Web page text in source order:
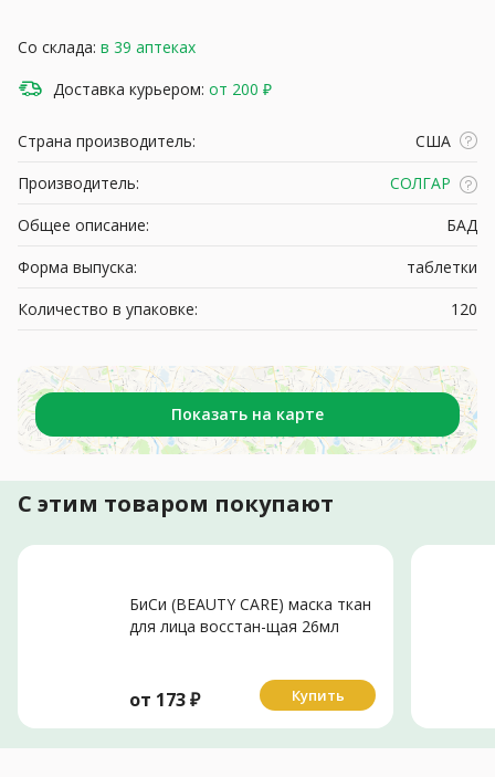
Со склада: в 39 аптеках
Доставка курьером: от 200 ₽
Страна производитель:
США
Производитель:
СОЛГАР
Общее описание:
БАД
Форма выпуска:
таблетки
Количество в упаковке:
120
Показать на карте
С этим товаром покупают
БиСи (BEAUTY CARE) маска ткан
для лица восстан-щая 26мл
от 173₽ Купить